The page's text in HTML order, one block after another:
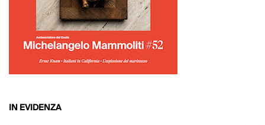
IN EVIDENZA